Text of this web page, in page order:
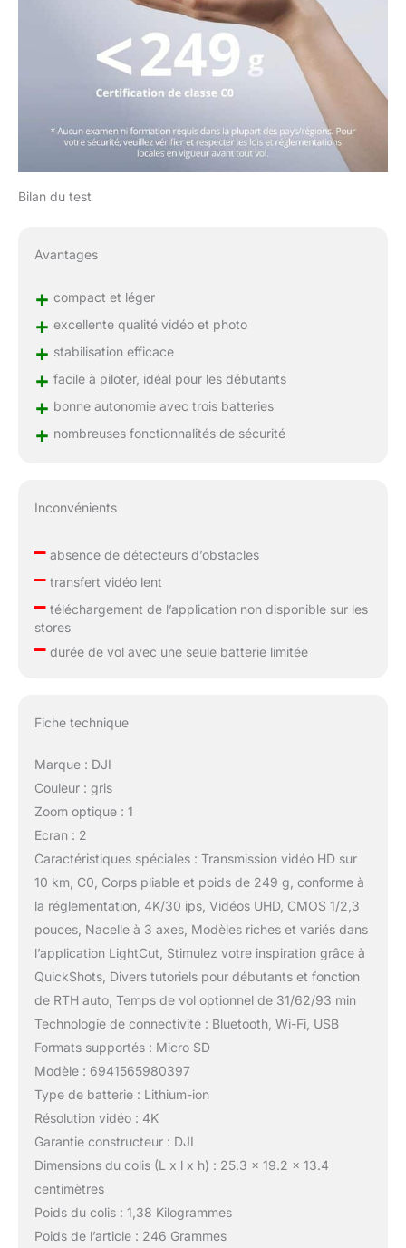
Bilan du test
Avantages
+ compact et léger
+ excellente qualité vidéo et photo
+ stabilisation efficace
+ facile à piloter, idéal pour les débutants
+ bonne autonomie avec trois batteries
+ nombreuses fonctionnalités de sécurité
Inconvénients
–absence de détecteurs d’obstacles
–transfert vidéo lent
–téléchargement de l’application non disponible sur les
stores
–durée de vol avec une seule batterie limitée
Fiche technique
Marque : DJI
Couleur : gris
Zoom optique : 1
Ecran : 2
Caractéristiques spéciales : Transmission vidéo HD sur
10 km, C0, Corps pliable et poids de 249 g, conforme à
la réglementation, 4K/30 ips, Vidéos UHD, CMOS 1/2,3
pouces, Nacelle à 3 axes, Modèles riches et variés dans
l’application LightCut, Stimulez votre inspiration grâce à
QuickShots, Divers tutoriels pour débutants et fonction
de RTH auto, Temps de vol optionnel de 31/62/93 min
Technologie de connectivité : Bluetooth, Wi-Fi, USB
Formats supportés : Micro SD
Modèle : 6941565980397
Type de batterie : Lithium-ion
Résolution vidéo : 4K
Garantie constructeur : DJI
Dimensions du colis (L x l x h) : 25.3 x 19.2 x 13.4
centimètres
Poids du colis : 1,38 Kilogrammes
Poids de l’article : 246 Grammes